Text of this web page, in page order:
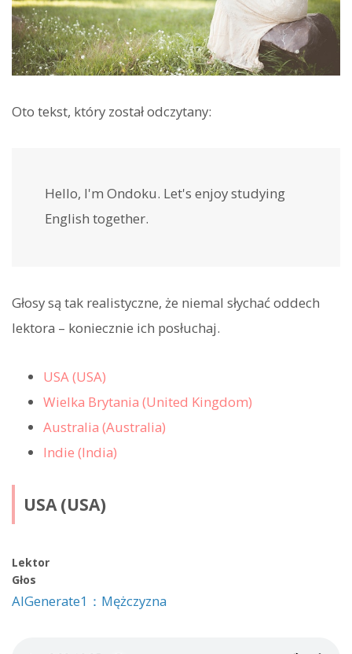
Oto tekst, który został odczytany:
Hello, I'm Ondoku. Let's enjoy studying
English together.
Głosy są tak realistyczne, że niemal słychać oddech
lektora – koniecznie ich posłuchaj.
USA (USA)
Wielka Brytania (United Kingdom)
Australia (Australia)
Indie (India)
USA (USA)
Lektor
Głos
AIGenerate1：Mężczyzna